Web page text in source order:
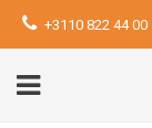
+3110 822 44 00